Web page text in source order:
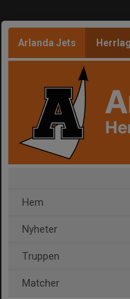
Arlanda Jets
Hem
Nyheter
Truppen
Matcher